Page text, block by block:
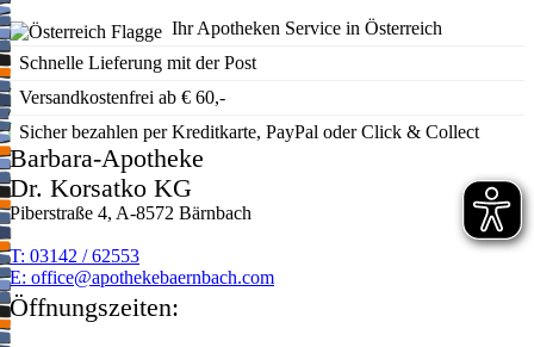
Ihr Apotheken Service in Österreich
Schnelle Lieferung mit der Post
Versandkostenfrei ab € 60,-
Sicher bezahlen per Kreditkarte, PayPal oder Click & Collect
Barbara-Apotheke
Dr. Korsatko KG
Piberstraße 4, A-8572 Bärnbach
T: 03142 / 62553
E: moc.hcabnreabekehtopa@eciffo
Öffnungszeiten: